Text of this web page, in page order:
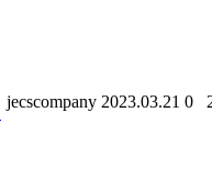
jecscompany 2023.03.21 0